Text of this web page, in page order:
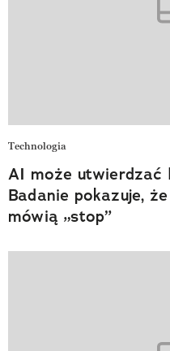
Technologia
AI może utwierdzać
Badanie pokazuje,
mówią „stop”